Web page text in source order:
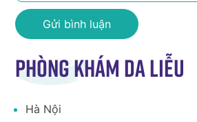
Phòng khám da liễu
Hà Nội